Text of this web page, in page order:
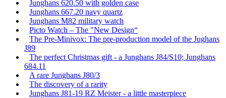
Junghans 620.50 with golden case
Junghans 667.20 navy quartz
Junghans M82 military watch
Picto Watch – The "New Design“
The Pre-Minivox: The pre-production model of the Jughans
J89
The perfect Christmas gift - a Junghans J84/S10; Junghans
684.11
A rare Junghans J80/3
The discovery of a rarity
Junghans J81-19 RZ Meister - a little masterpiece